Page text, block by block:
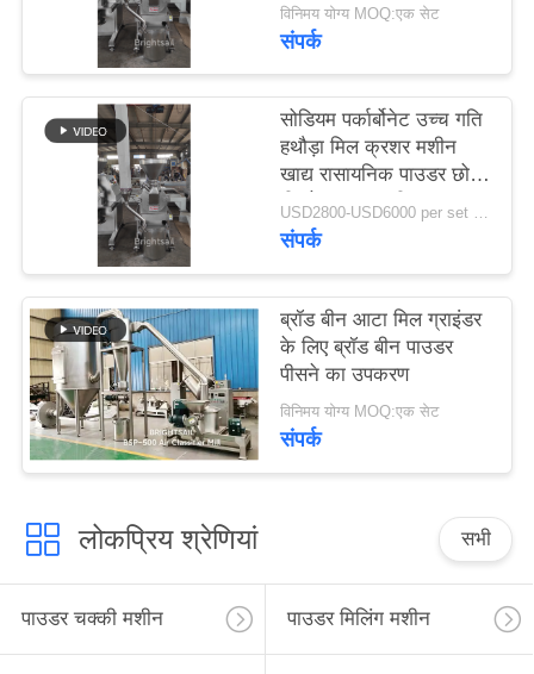
प्रोसेसिंग मशीन
विनिमय योग्य MOQ:एक सेट
संपर्क
सोडियम पर्कार्बोनेट उच्च गति
हथौड़ा मिल क्रशर मशीन
खाद्य रासायनिक पाउडर छोटे
पीसने पाउडर मशीन
USD2800-USD6000 per set MOQ:1 सेट
संपर्क
ब्रॉड बीन आटा मिल ग्राइंडर
के लिए ब्रॉड बीन पाउडर
पीसने का उपकरण
विनिमय योग्य MOQ:एक सेट
संपर्क
लोकप्रिय श्रेणियां सभी
पाउडर चक्की मशीन पाउडर मिलिंग मशीन